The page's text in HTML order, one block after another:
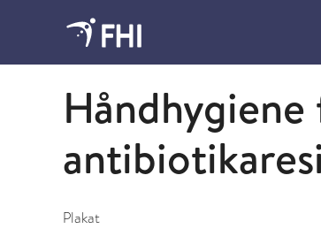
2025 - publikasjoner fra FHI
Plakat